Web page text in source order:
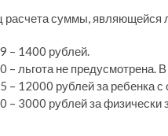
расчета суммы, являющейся
– 1400 рублей.
– льгота не предусмотрена.
– 12000 рублей за ребенка
– 3000 рублей за физически